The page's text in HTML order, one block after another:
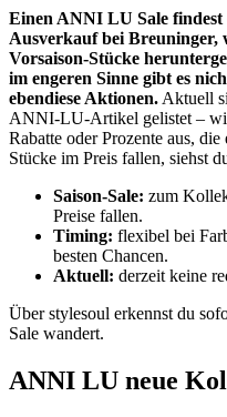
Einen ANNI LU Sale findest
Ausverkauf bei Breuninger,
Vorsaison-Stücke
im engeren Sinne gibt es
ebendiese Aktionen.Aktuell
ANNI-LU-Artikel gelistet –
Rabatte oder Prozente aus,
Stücke im Preis fallen, siehst
Saison-Sale: zum
Preise fallen.
Timing: flexibel bei
besten Chancen.
Aktuell: derzeit keine
Über stylesoul erkennst du
Sale wandert.
ANNI LU neue